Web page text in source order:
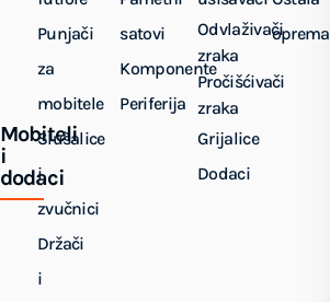
Mobiteli
i
dodaci
Punjači
za
mobitele
Slušalice
i
zvučnici
Držači
i
satovi
Komponente
Periferija
Odvlaživači
zraka
Pročišćivači
zraka
Grijalice
Dodaci
oprema